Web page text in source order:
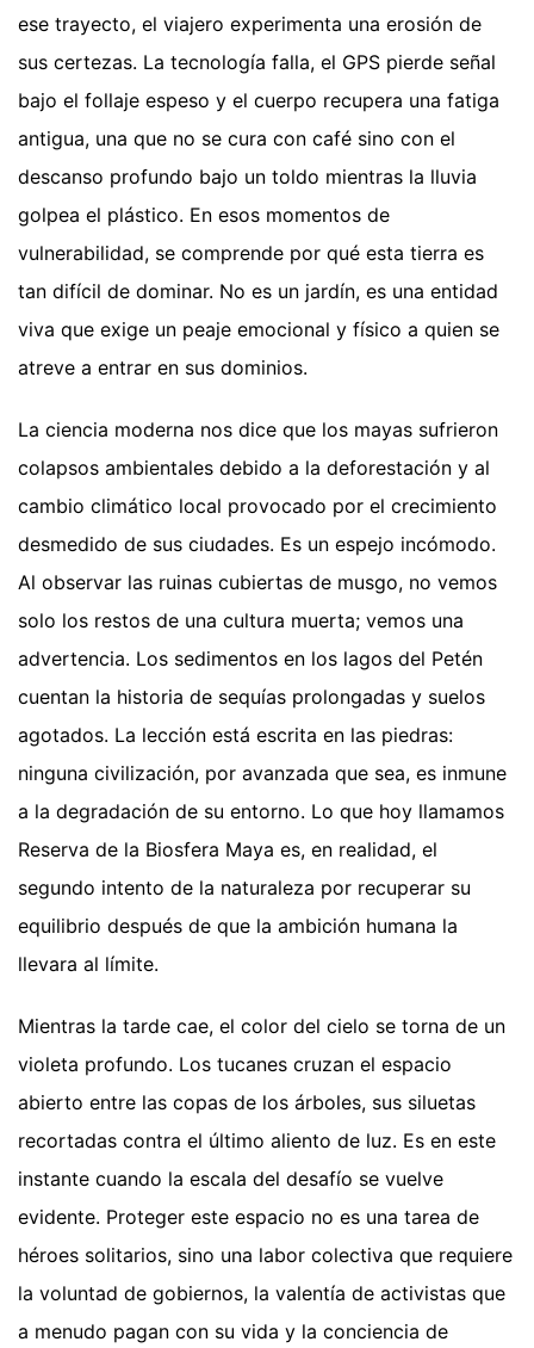
ese trayecto, el viajero experimenta una erosión de
sus certezas. La tecnología falla, el GPS pierde señal
bajo el follaje espeso y el cuerpo recupera una fatiga
antigua, una que no se cura con café sino con el
descanso profundo bajo un toldo mientras la lluvia
golpea el plástico. En esos momentos de
vulnerabilidad, se comprende por qué esta tierra es
tan difícil de dominar. No es un jardín, es una entidad
viva que exige un peaje emocional y físico a quien se
atreve a entrar en sus dominios.
La ciencia moderna nos dice que los mayas sufrieron
colapsos ambientales debido a la deforestación y al
cambio climático local provocado por el crecimiento
desmedido de sus ciudades. Es un espejo incómodo.
Al observar las ruinas cubiertas de musgo, no vemos
solo los restos de una cultura muerta; vemos una
advertencia. Los sedimentos en los lagos del Petén
cuentan la historia de sequías prolongadas y suelos
agotados. La lección está escrita en las piedras:
ninguna civilización, por avanzada que sea, es inmune
a la degradación de su entorno. Lo que hoy llamamos
Reserva de la Biosfera Maya es, en realidad, el
segundo intento de la naturaleza por recuperar su
equilibrio después de que la ambición humana la
llevara al límite.
Mientras la tarde cae, el color del cielo se torna de un
violeta profundo. Los tucanes cruzan el espacio
abierto entre las copas de los árboles, sus siluetas
recortadas contra el último aliento de luz. Es en este
instante cuando la escala del desafío se vuelve
evidente. Proteger este espacio no es una tarea de
héroes solitarios, sino una labor colectiva que requiere
la voluntad de gobiernos, la valentía de activistas que
a menudo pagan con su vida y la conciencia de